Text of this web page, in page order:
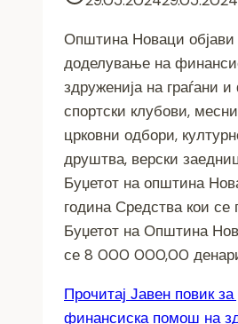
Општина Новаци објави
доделување на
здруженија на граѓани
спортски клубови,
црковни одбори,
друштва, верски
Буџетот на општина
година Средства кои
Буџетот на Општина
се 8 000 000,00
Прочитај Јавен повик
финансиска помош на